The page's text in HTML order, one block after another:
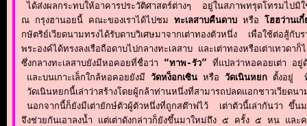
ได้ส่งผลกระทบให้อาคารประวัติศาสตร์ต่างๆ  อยู่ในสภาพทรุดโทรมไปมิ
ณ กรุงฮานอยนี้ คณะของเราได้ไปชม ทะเลสาบคืนดาบ หรือ โฮฮว่านเ
กษัตริย์เวียดนามทรงได้รับดาบวิเศษมาจากเต่าทองตัวหนึ่ง  เพื่อใช้ต่อ
พระองค์ได้ทรงลงเรือถือดาบไปกลางทะเลสาบ และเต่าทองหรือเต่าเท
ซึ่งกลางทะเลสาบยังมีหอคอยที่ชื่อว่า “ทาพ-รัว” ที่แปลว่าหอคอยเต่า อยู่
และบนเกาะเล็กใกล้หอคอยยังมี วัดหง็อกเซิน หรือ วัดเนินหยก ตั้งอยู่
วัดเนินหยกนี้เล่าว่าสร้างโดยผู้กล้าท่านหนึ่งที่สามารถปลดแอกชาวเวีย
นอกจากนี้ก็ยังมีเต่ายักษ์ตัวผู้ตัวหนึ่งที่ถูกสต๊าฟไว้  เต่าตัวนี้เล่ากันว่า ขึ้
จึงช่วยกันเอาลงน้ำ แต่เต่าดังกล่าวก็ยังขึ้นมาใหม่ถึง ๕ ครั้ง ๕ หน แล